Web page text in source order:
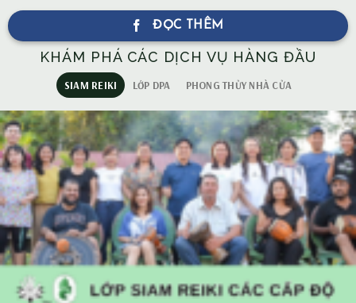
ĐỌC THÊM
KHÁM PHÁ CÁC DỊCH VỤ HÀNG ĐẦU
SIAM REIKI LỚP DPA PHONG THỦY NHÀ CỬA